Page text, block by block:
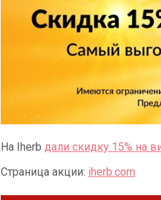
На Iherb дали скидку 15% на
Страница акции: iherb.com